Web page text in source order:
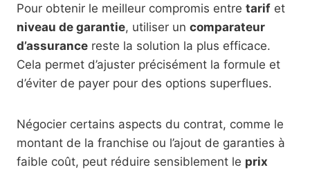
Pour obtenir le meilleur compromis entre tarif et
niveau de garantie, utiliser un comparateur
d’assurance reste la solution la plus efficace.
Cela permet d’ajuster précisément la formule et
d’éviter de payer pour des options superflues.
Négocier certains aspects du contrat, comme le
montant de la franchise ou l’ajout de garanties à
faible coût, peut réduire sensiblement le prix